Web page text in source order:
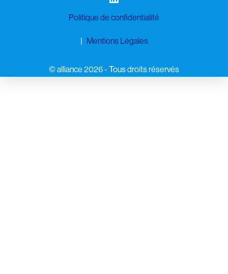
Politique de confidentialité
Mentions Légales
©️ alliance 2026 - Tous droits réservés